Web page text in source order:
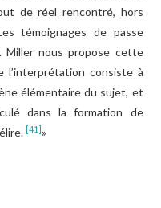
de réel rencontré, hors
témoignages de passe
Miller nous propose cette
l’interprétation consiste à
élémentaire du sujet, et
dans la formation de
[41] »